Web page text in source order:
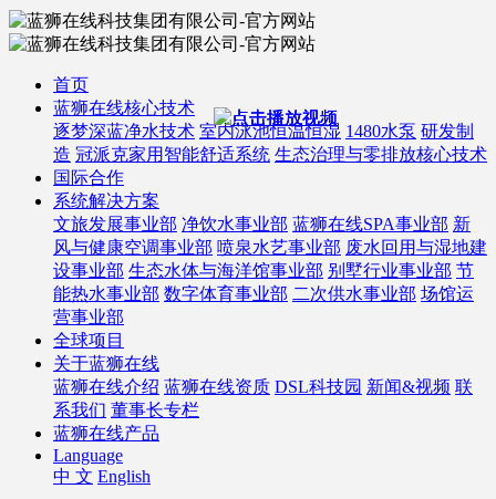
首页
蓝狮在线核心技术
逐梦深蓝净水技术 室内泳池恒温恒湿 1480水泵 研发制
造 冠派克家用智能舒适系统 生态治理与零排放核心技术
国际合作
系统解决方案
文旅发展事业部 净饮水事业部 蓝狮在线SPA事业部 新
风与健康空调事业部 喷泉水艺事业部 废水回用与湿地建
设事业部 生态水体与海洋馆事业部 别墅行业事业部 节
能热水事业部 数字体育事业部 二次供水事业部 场馆运
营事业部
全球项目
关于蓝狮在线
蓝狮在线介绍 蓝狮在线资质 DSL科技园 新闻&视频 联
系我们 董事长专栏
蓝狮在线产品
Language
中 文 English